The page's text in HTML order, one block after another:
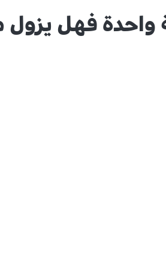
واحدة فهل